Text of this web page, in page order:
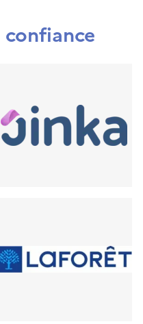
confiance